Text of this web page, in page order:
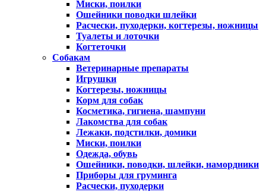
Миски, поилки
Ошейники поводки шлейки
Расчески, пуходерки, когтерезы, ножницы
Туалеты и лоточки
Когтеточки
Собакам
Ветеринарные препараты
Игрушки
Когтерезы, ножницы
Корм для собак
Косметика, гигиена, шампуни
Лакомства для собак
Лежаки, подстилки, домики
Миски, поилки
Одежда, обувь
Ошейники, поводки, шлейки, намордники
Приборы для груминга
Расчески, пуходерки